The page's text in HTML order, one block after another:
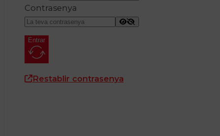
Contrasenya
Entrar
Restablir contrasenya